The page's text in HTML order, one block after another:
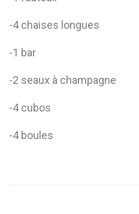
-4 chaises longues
-1 bar
-2 seaux à champagne
-4 cubos
-4 boules